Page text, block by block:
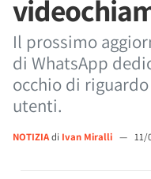
Il prossimo
di WhatsApp
occhio di
utenti.
NOTIZIAdi Ivan Miralli — 11/